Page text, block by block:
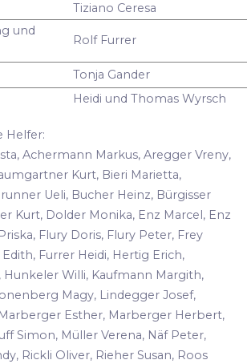
Tiziano Ceresa
und
Rolf Furrer
Tonja Gander
Heidi und Thomas Wyrsch
Helfer:
Achermann Markus, Aregger Vreny,
Kurt, Bieri Marietta,
Ueli, Bucher Heinz, Bürgisser
Kurt, Dolder Monika, Enz Marcel, Enz
Flury Doris, Flury Peter, Frey
Furrer Heidi, Hertig Erich,
Hunkeler Willi, Kaufmann Margith,
Magy, Lindegger Josef,
Esther, Marberger Herbert,
Simon, Müller Verena, Näf Peter,
Rickli Oliver, Rieher Susan, Roos